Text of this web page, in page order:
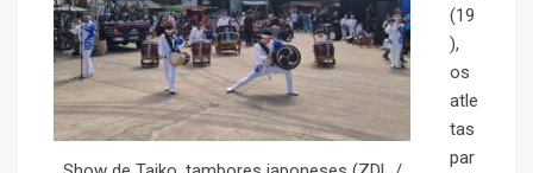
(19
),
os
atle
tas
par